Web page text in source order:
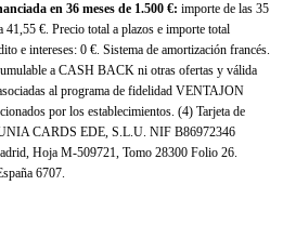
en 36 meses de 1.500 €: importe de las 35
€. Precio total a plazos e importe total
e intereses: 0 €. Sistema de amortización francés.
a CASH BACK ni otras ofertas y válida
al programa de fidelidad VENTAJON
por los establecimientos. (4) Tarjeta de
CARDS EDE, S.L.U. NIF B86972346
Hoja M-509721, Tomo 28300 Folio 26.
6707.